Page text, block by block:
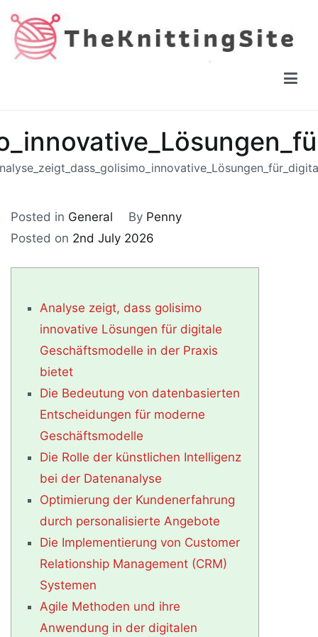
Skip
content
Posted in General By Penny
Posted on 2nd July 2026
Analyse zeigt, dass golisimo
innovative Lösungen für digitale
Geschäftsmodelle in der Praxis
bietet
Die Bedeutung von datenbasierten
Entscheidungen für moderne
Geschäftsmodelle
Die Rolle der künstlichen Intelligenz
bei der Datenanalyse
Optimierung der Kundenerfahrung
durch personalisierte Angebote
Die Implementierung von Customer
Relationship Management (CRM)
Systemen
Agile Methoden und ihre
Anwendung in der digitalen